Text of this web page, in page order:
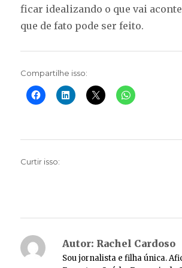
ficar idealizando o que vai
que de fato pode ser feito.
Compartilhe isso:
Curtir isso:
Autor: Rachel Cardoso
Sou jornalista e filha única.